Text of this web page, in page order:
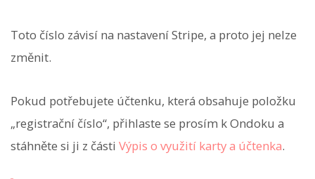
Toto číslo závisí na nastavení Stripe, a proto jej nelze
změnit.
Pokud potřebujete účtenku, která obsahuje položku
„registrační číslo“, přihlaste se prosím k Ondoku a
stáhněte si ji z části Výpis o využití karty a účtenka.